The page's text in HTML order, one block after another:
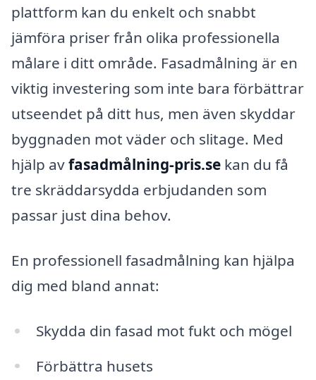
plattform kan du enkelt och snabbt
jämföra priser från olika professionella
målare i ditt område. Fasadmålning är en
viktig investering som inte bara förbättrar
utseendet på ditt hus, men även skyddar
byggnaden mot väder och slitage. Med
hjälp avfasadmålning-pris.se kan du få
tre skräddarsydda erbjudanden som
passar just dina behov.
En professionell fasadmålning kan hjälpa
dig med bland annat:
Skydda din fasad mot fukt och mögel
Förbättra husets